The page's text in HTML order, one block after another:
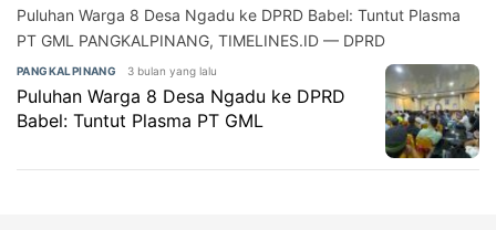
Puluhan Warga 8 Desa Ngadu ke DPRD Babel: Tuntut Plasma
PT GML PANGKALPINANG, TIMELINES.ID — DPRD
PANGKALPINANG 3 bulan yang lalu
Puluhan Warga 8 Desa Ngadu ke DPRD
Babel: Tuntut Plasma PT GML